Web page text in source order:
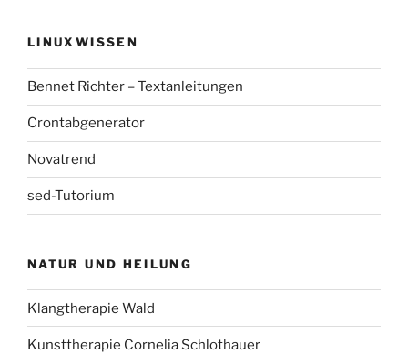
LINUXWISSEN
Bennet Richter – Textanleitungen
Crontabgenerator
Novatrend
sed-Tutorium
NATUR UND HEILUNG
Klangtherapie Wald
Kunsttherapie Cornelia Schlothauer